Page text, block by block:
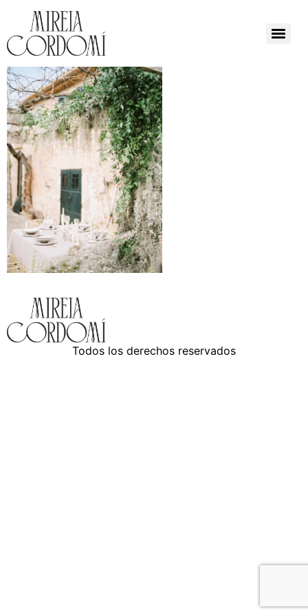
Todos los derechos reservados